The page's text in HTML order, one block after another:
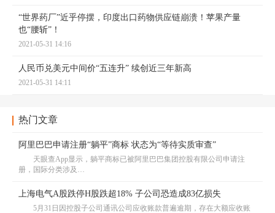
“世界药厂”近乎停摆，印度出口药物供应链崩溃！苹果产量
也“腰斩”！
2021-05-31 14:16
人民币兑美元中间价“五连升” 续创近三年新高
2021-05-31 14:11
热门文章
阿里巴巴申请注册“躺平”商标 状态为“等待实质审查”
天眼查App显示，躺平商标已被阿里巴巴集团控股有限公司申请注
册，国际分类涉及…
上海电气A股跌停H股跌超18% 子公司恐造成83亿损失
5月31日因控股子公司通讯公司应收账款普遍逾期，存在大额应收账